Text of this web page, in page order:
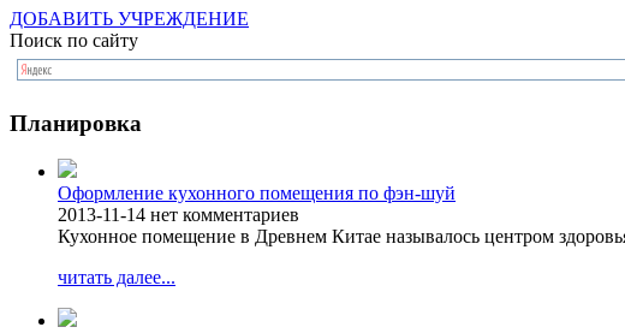
ДОБАВИТЬ УЧРЕЖДЕНИЕ
Поиск по сайту
Планировка
Оформление кухонного помещения по фэн-шуй
2013-11-14 нет комментариев
Кухонное помещение в Древнем Китае называлось центром
читать далее...